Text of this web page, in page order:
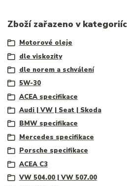
Zboží zařazeno v
Motorové oleje
dle viskozity
dle norem a schválení
5W-30
ACEA specifikace
Audi | VW | Seat | Skoda
BMW specifikace
Mercedes specifikace
Porsche specifikace
ACEA C3
VW 504.00 | VW 507.00